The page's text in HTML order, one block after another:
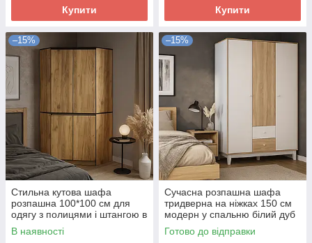
Купити Купити
–15%
Стильна кутова шафа
розпашна 100*100 см для
одягу з полицями і штангою в
спальню ЛДСП Бруклін
Мебель Сервіс
В наявності
–15%
Сучасна розпашна шафа
тридверна на ніжках 150 см
модерн у спальню білий дуб
сонома Глорія Мебель
Сервіс
Готово до відправки